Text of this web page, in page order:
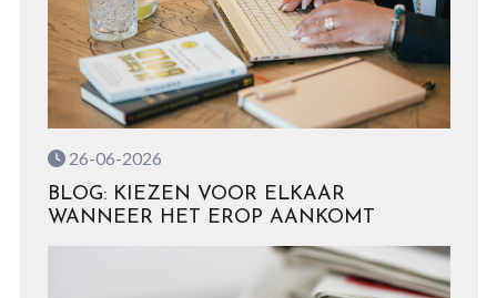
26-06-2026
BLOG: KIEZEN VOOR ELKAAR
WANNEER HET EROP AANKOMT